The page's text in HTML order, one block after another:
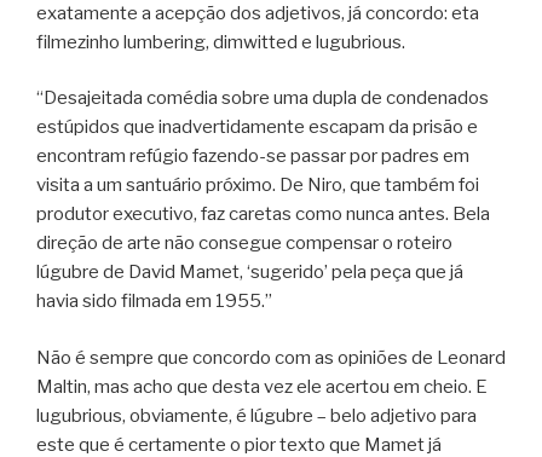
exatamente a acepção dos adjetivos, já concordo: eta
filmezinho lumbering, dimwitted e lugubrious.
“Desajeitada comédia sobre uma dupla de condenados
estúpidos que inadvertidamente escapam da prisão e
encontram refúgio fazendo-se passar por padres em
visita a um santuário próximo. De Niro, que também foi
produtor executivo, faz caretas como nunca antes. Bela
direção de arte não consegue compensar o roteiro
lúgubre de David Mamet, ‘sugerido’ pela peça que já
havia sido filmada em 1955.”
Não é sempre que concordo com as opiniões de Leonard
Maltin, mas acho que desta vez ele acertou em cheio. E
lugubrious, obviamente, é lúgubre – belo adjetivo para
este que é certamente o pior texto que Mamet já